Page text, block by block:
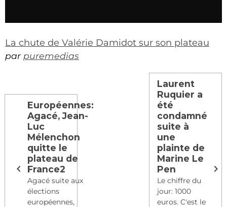
La chute de Valérie Damidot sur son plateau
par puremedias
Européennes:
Agacé, Jean-
Luc
Mélenchon
quitte le
plateau de
France2
Agacé suite aux
élections
européennes,
Laurent
Ruquier a
été
condamné
suite à
une
plainte de
Marine Le
Pen
Le chiffre du
jour: 1000
euros. C'est le